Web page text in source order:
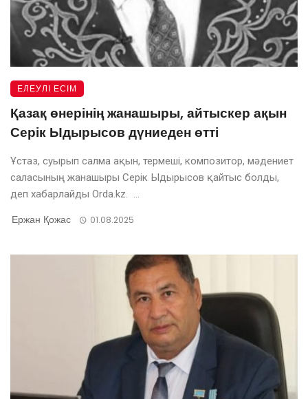
ЕЛЕУЛІ ЕСІМ
Қазақ өнерінің жанашыры, айтыскер ақын
Серік Ыдырысов дүниеден өтті
Ұстаз, суырып салма ақын, термеші, композитор, мәдениет
саласының жанашыры Серік Ыдырысов қайтыс болды,
деп хабарлайды Orda.kz. ...
Ержан Қожас 01.08.2025